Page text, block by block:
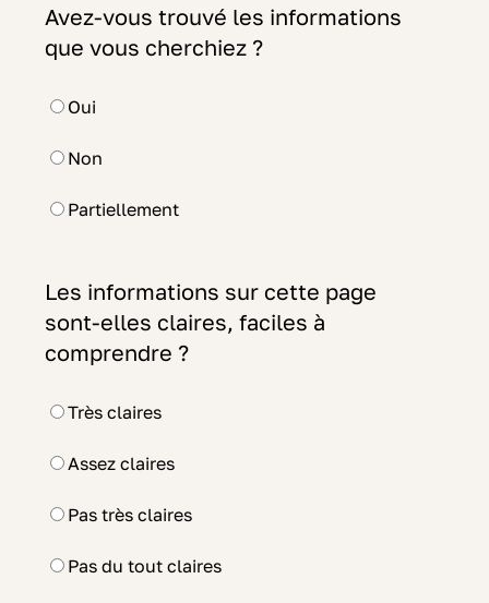
Avez-vous trouvé les informations
que vous cherchiez ?
Oui
Non
Partiellement
Les informations sur cette page
sont-elles claires, faciles à
comprendre ?
Très claires
Assez claires
Pas très claires
Pas du tout claires